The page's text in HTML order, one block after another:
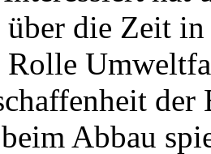
die Zeit
Rolle
Abbau